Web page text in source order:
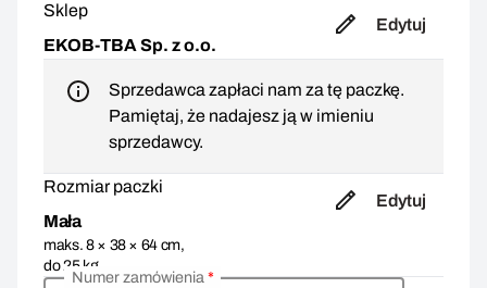
Sklep
EKOB-TBA Sp. z o.o.
Edytuj
Sprzedawca zapłaci nam za tę paczkę.
Pamiętaj, że nadajesz ją w imieniu
sprzedawcy.
Rozmiar paczki
Mała
maks. 8 × 38 × 64 cm,
do 25 kg
Edytuj
Numer zamówienia*